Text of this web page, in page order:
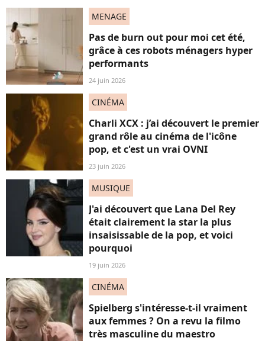
MENAGE
Pas de burn out pour moi cet été,
grâce à ces robots ménagers hyper
performants
24 juin 2026
CINÉMA
Charli XCX : j’ai découvert le premier
grand rôle au cinéma de l'icône
pop, et c'est un vrai OVNI
23 juin 2026
MUSIQUE
J'ai découvert que Lana Del Rey
était clairement la star la plus
insaisissable de la pop, et voici
pourquoi
19 juin 2026
CINÉMA
Spielberg s'intéresse-t-il vraiment
aux femmes ? On a revu la filmo
très masculine du maestro